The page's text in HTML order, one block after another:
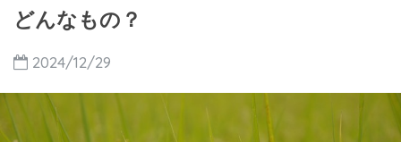
どんなもの？
2024/12/29